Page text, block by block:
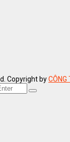
Copyright byCÔNG